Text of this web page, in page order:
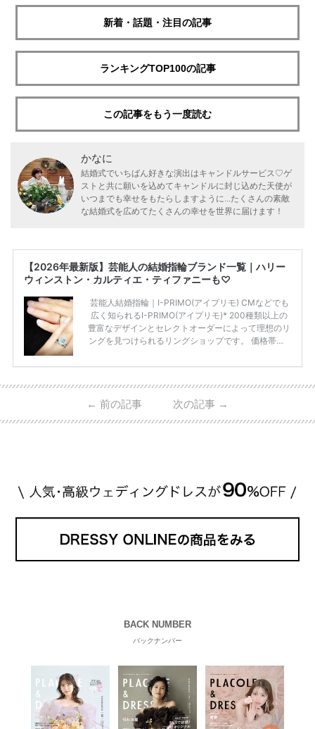
新着・話題・注目の記事
ランキングTOP100の記事
この記事をもう一度読む
かなに
結婚式でいちばん好きな演出はキャンドルサービス♡ゲ
ストと共に願いを込めてキャンドルに封じ込めた天使が
いつまでも幸せをもたらしますように...たくさんの素敵
な結婚式を広めてたくさんの幸せを世界に届けます！
【2026年最新版】芸能人の結婚指輪ブランド一覧｜ハリー
ウィンストン・カルティエ・ティファニーも♡
芸能人結婚指輪｜I-PRIMO(アイプリモ) CMなどでも
広く知られるI-PRIMO(アイプリモ)* 200種類以上の
豊富なデザインとセレクトオーダーによって理想のリ
ングを見つけられるリングショップです。 価格帯は2
入が可能♩ コスパ的にも20代の若い夫婦に人気のよ
ビ 系 にて10月5日22時～スタートする水曜ドラマ『
#ファーストペンギン! 』で山藤 そよ役を演じます💁🏻‍♀️
← 前の記事 次の記事 →
BACK NUMBER
バックナンバー